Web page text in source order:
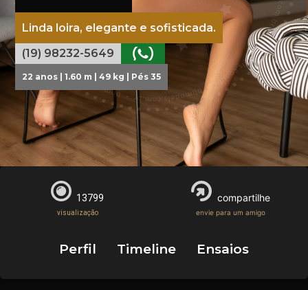
Linda loira, elegante e sofisticada.
(19) 98232-5649
22 anos | 1.60 m | 49 kg | Pés 35
Perfil Timeline Ensaios
13799
visualização
compartilhe
envie para um amigo